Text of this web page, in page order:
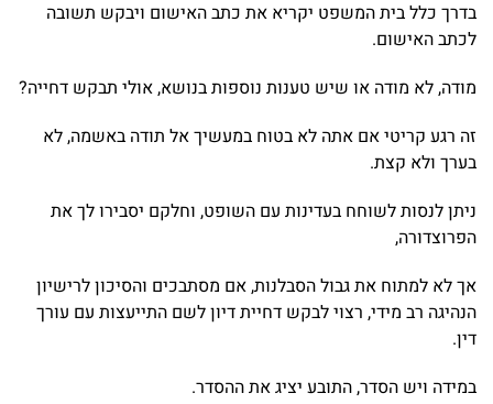
בדרך כלל בית המשפט יקריא את כתב האישום ויבקש תשובה
לכתב האישום.
מודה, לא מודה או שיש טענות נוספות בנושא, אולי תבקש דחייה?
זה רגע קריטי אם אתה לא בטוח במעשיך אל תודה באשמה, לא
בערך ולא קצת.
ניתן לנסות לשוחח בעדינות עם השופט, וחלקם יסבירו לך את
הפרוצדורה,
אך לא למתוח את גבול הסבלנות, אם מסתבכים והסיכון לרישיון
הנהיגה רב מידי, רצוי לבקש דחיית דיון לשם התייעצות עם עורך
דין.
במידה ויש הסדר, התובע יציג את ההסדר.